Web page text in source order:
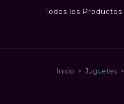
Todos los Productos
Inicio > Juguetes >